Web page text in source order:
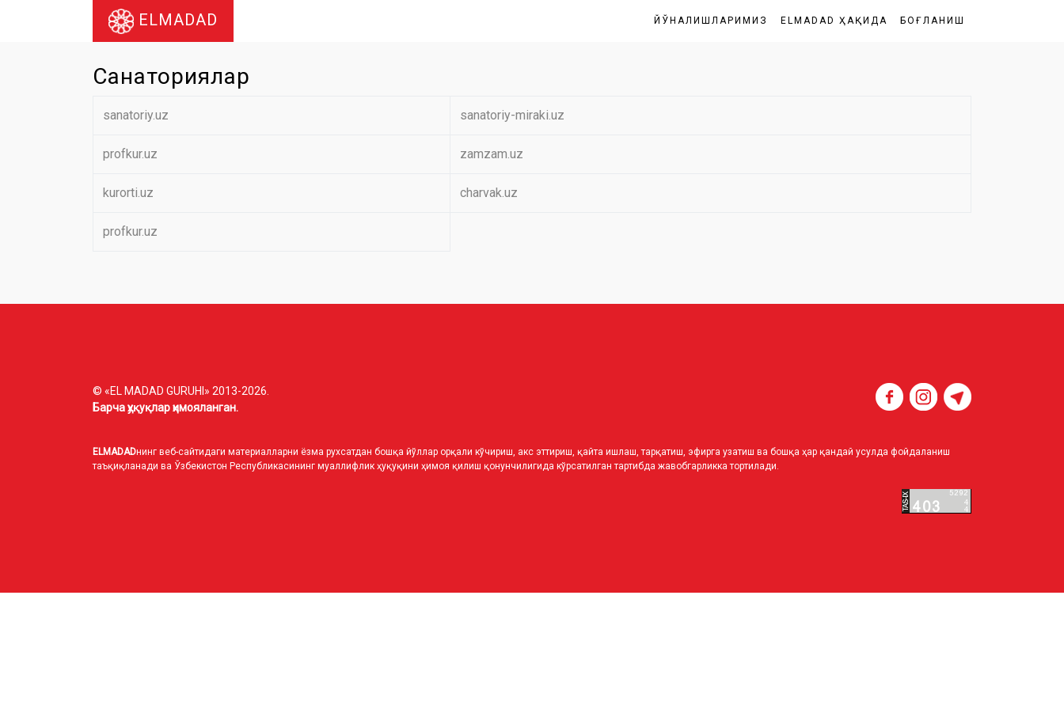
ELMADAD ЙЎНАЛИШЛАРИМИЗ ELMADAD ҲАҚИДА БОҒЛАНИШ
Санаториялар
sanatoriy.uz sanatoriy-miraki.uz
profkur.uz zamzam.uz
kurorti.uz charvak.uz
profkur.uz
© «EL MADAD GURUHI» 2013-2026.
Барча ҳуқуқлар ҳимояланган.
ELMADADнинг веб-сайтидаги материалларни ёзма рухсатдан бошқа йўллар орқали кўчириш, акс эттириш, қайта ишлаш, тарқатиш, эфирга узатиш ва бошқа ҳар қандай усулда фойдаланиш
таъқиқланади ва Ўзбекистон Республикасининг муаллифлик ҳуқуқини ҳимоя қилиш қонунчилигида кўрсатилган тартибда жавобгарликка тортилади.